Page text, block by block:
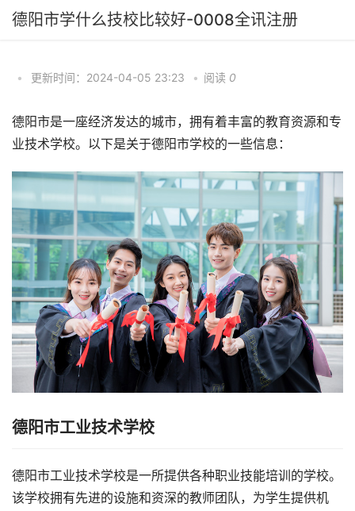
德阳市学什么技校比较好-0008全讯注册
• 更新时间：2024-04-05 23:23 • 阅读 0
德阳市是一座经济发达的城市，拥有着丰富的教育资源和专
业技术学校。以下是关于德阳市学校的一些信息：
德阳市工业技术学校
德阳市工业技术学校是一所提供各种职业技能培训的学校。
该学校拥有先进的设施和资深的教师团队，为学生提供机